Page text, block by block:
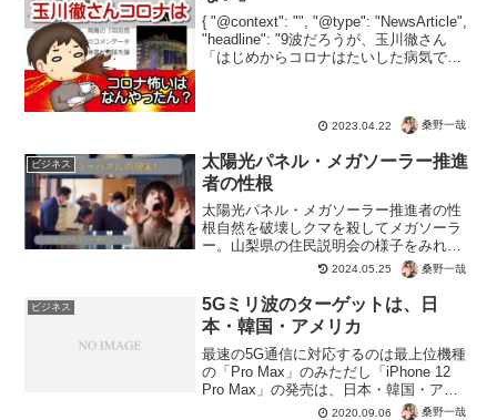
{ "@context": "", "@type": "NewsArticle",
"headline": "9波だろうが、玉川徹さん
「はじめからコロナはたいした病気では
2023.04.22 桑野一哉
ビジネス
太陽光パネル・メガソーラー推進
者の性根
太陽光パネル・メガソーラー推進者の性
根自然を破壊しクマを殺してメガソーラ
ー。山梨県の住民説明会の様子をみれ
ば、どういう連中かかよくわかる。森林
や動物を殺すどころか、人にまで危害を
加えるのは時間の問題。金のために自然
破壊する太陽光発電にたいし...
2024.05.25 桑野一哉
ビジネス
5Gミリ波のターゲットは、日
本・韓国・アメリカ
最速の5G通信に対応するのは最上位機種
の「Pro Max」のみただし「iPhone 12
Pro Max」の発売は、日本・韓国・アメ
リカ限定。日本では6GHzの許可しかされ
2020.09.06 桑野一哉